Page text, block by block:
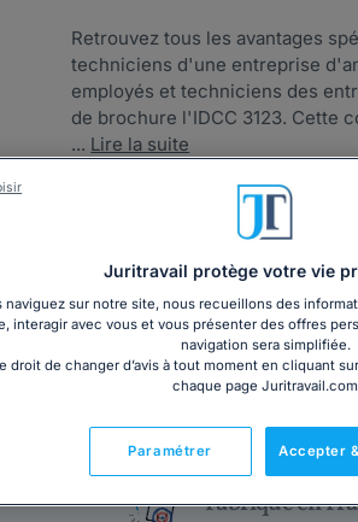
Retrouvez tous les avantages
techniciens d'une entreprise
employés et techniciens des
de brochure l'IDCC 3123. Cette
... Lire la suite
Livre + PDF
15,83€ TTC
Fabriqué en
Juritravail protège votre vie
naviguez sur notre site, nous recueillons des
interagir avec vous et vous présenter des offres
navigation sera simplifiée.
droit de changer d’avis à tout moment en cliquant
chaque page Juritravail.com
Accepter
Paramétrer